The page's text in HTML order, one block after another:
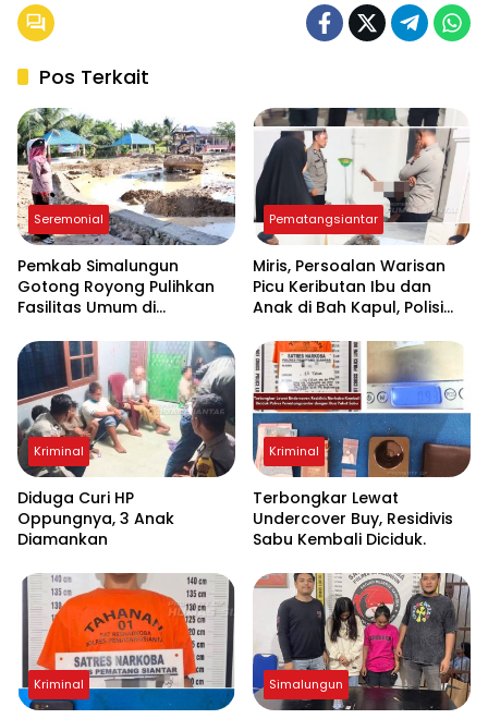
Pos Terkait
Seremonial
Pemkab Simalungun
Gotong Royong Pulihkan
Fasilitas Umum di
Pematangsiantar
Miris, Persoalan Warisan
Picu Keributan Ibu dan
Anak di Bah Kapul, Polisi
Kriminal
Diduga Curi HP
Oppungnya, 3 Anak
Diamankan
Kriminal
Terbongkar Lewat
Undercover Buy, Residivis
Sabu Kembali Diciduk.
Kriminal Simalungun